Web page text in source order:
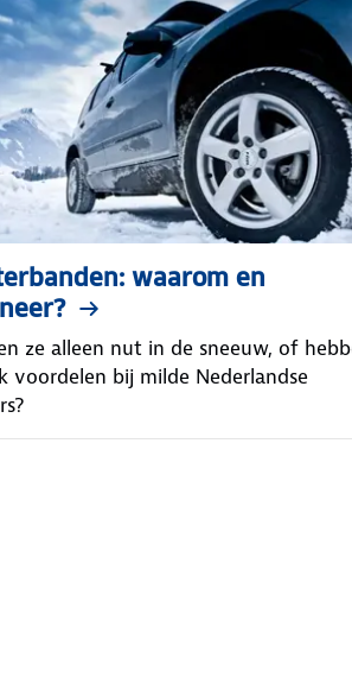
waarom en
ze alleen nut in de sneeuw, of
voordelen bij milde Nederlandse